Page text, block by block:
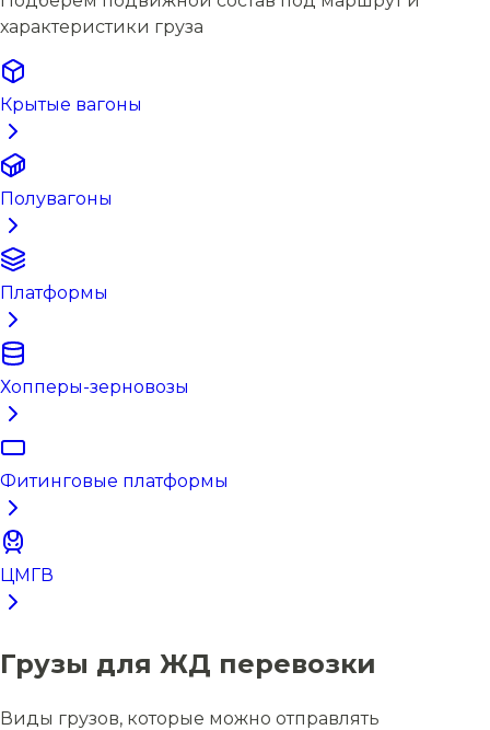
характеристики груза
Крытые вагоны
Полувагоны
Платформы
Хопперы-зерновозы
Фитинговые платформы
ЦМГВ
Грузы для ЖД перевозки
Виды грузов, которые можно отправлять